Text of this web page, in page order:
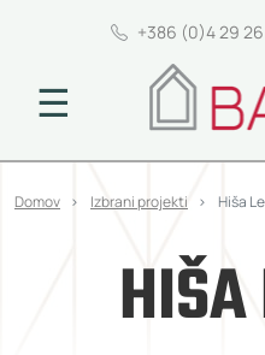
+386 (0)4 29
☰
Domov Izbrani projekti Hiša
HIŠA